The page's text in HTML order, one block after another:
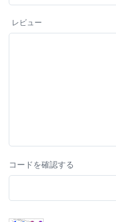
レビュー
コードを確認する